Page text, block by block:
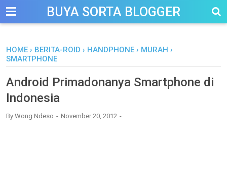
--> BUYA SORTA BLOGGER
HOME › BERITA-ROID › HANDPHONE › MURAH ›
SMARTPHONE
Android Primadonanya Smartphone di
Indonesia
By Wong Ndeso November 20, 2012